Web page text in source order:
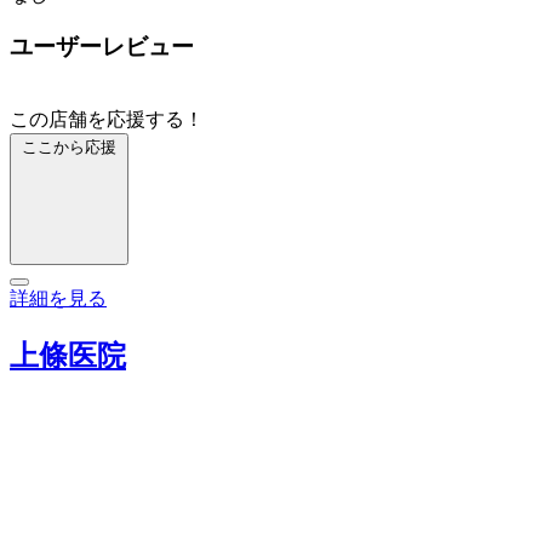
ユーザーレビュー
この店舗を応援する！
ここから応援
詳細を見る
上條医院